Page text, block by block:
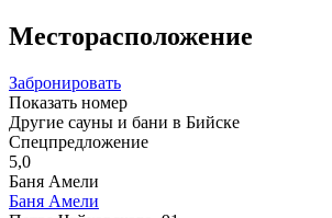
Месторасположение
Забронировать
Показать номер
Другие сауны и бани в Бийске
Спецпредложение
5,0
Баня Амели
Баня Амели